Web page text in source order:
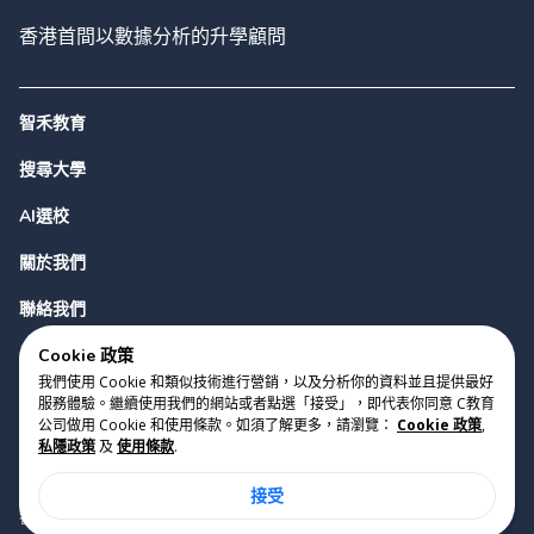
香港首間以數據分析的升學顧問
智禾教育
搜尋大學
AI選校
關於我們
聯絡我們
版權 2023 Cyclopes® •
使用條款
香港銅鑼灣勿地臣街1號時代廣場2座28樓07室
Cookie 政策
我們使用 Cookie 和類似技術進行營銷，以及分析你的資料並且提供最好
服務體驗。繼續使用我們的網站或者點選「接受」，即代表你同意 C教育
公司做用 Cookie 和使用條款。如須了解更多，請瀏覽： Cookie 政策,
私隱政策及 使用條款.
接受